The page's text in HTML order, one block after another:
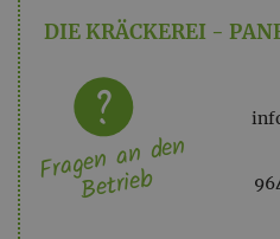
DIE KRÄCKEREI -
Fragen an den
Betrieb